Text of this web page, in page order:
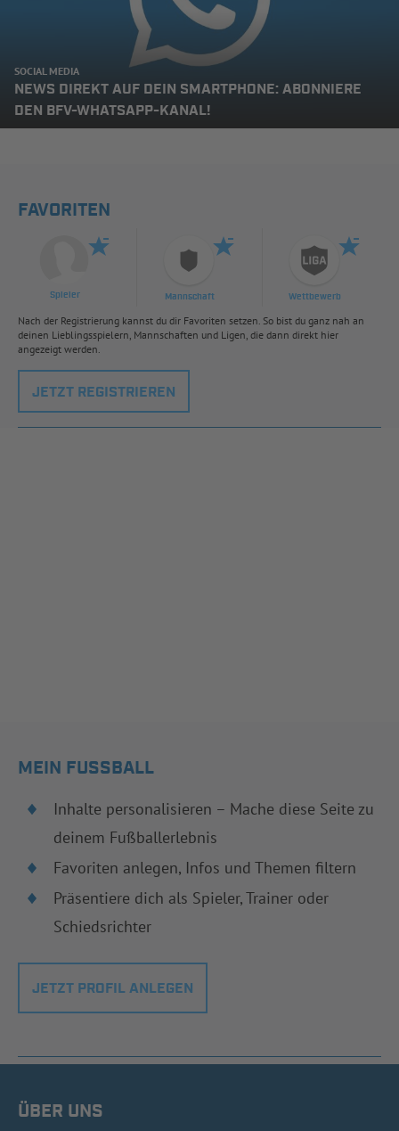
SOCIAL MEDIA
NEWS DIREKT AUF DEIN SMARTPHONE: ABONNIERE
DEN BFV-WHATSAPP-KANAL!
FAVORITEN
Spieler Mannschaft Wettbewerb
Nach der Registrierung kannst du dir Favoriten setzen. So bist du ganz nah an
deinen Lieblingsspielern, Mannschaften und Ligen, die dann direkt hier
angezeigt werden.
JETZT REGISTRIEREN
MEIN FUSSBALL
Inhalte personalisieren – Mache diese Seite zu
deinem Fußballerlebnis
Favoriten anlegen, Infos und Themen filtern
Präsentiere dich als Spieler, Trainer oder
Schiedsrichter
JETZT PROFIL ANLEGEN
ÜBER UNS